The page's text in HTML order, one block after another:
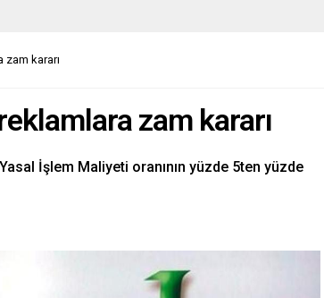
zam kararı
zam kararı
İşlem Maliyeti oranının yüzde 5ten yüzde